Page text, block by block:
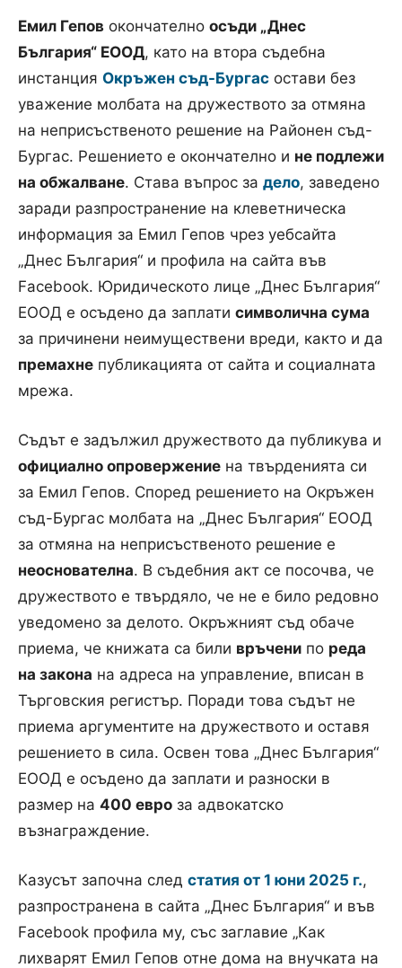
Емил Гепов окончателно осъди „Днес
България“ ЕООД, като на втора съдебна
инстанция Окръжен съд-Бургас остави без
уважение молбата на дружеството за отмяна
на неприсъственото решение на Районен съд-
Бургас. Решението е окончателно и не подлежи
на обжалване. Става въпрос за дело, заведено
заради разпространение на клеветническа
информация за Емил Гепов чрез уебсайта
„Днес България“ и профила на сайта във
Facebook. Юридическото лице „Днес България“
ЕООД е осъдено да заплати символична сума
за причинени неимуществени вреди, както и да
премахне публикацията от сайта и социалната
мрежа.
Съдът е задължил дружеството да публикува и
официално опровержение на твърденията си
за Емил Гепов. Според решението на Окръжен
съд-Бургас молбата на „Днес България“ ЕООД
за отмяна на неприсъственото решение е
неоснователна. В съдебния акт се посочва, че
дружеството е твърдяло, че не е било редовно
уведомено за делото. Окръжният съд обаче
приема, че книжата са били връчени по реда
на закона на адреса на управление, вписан в
Търговския регистър. Поради това съдът не
приема аргументите на дружеството и оставя
решението в сила. Освен това „Днес България“
ЕООД е осъдено да заплати и разноски в
размер на 400 евро за адвокатско
възнаграждение.
Казусът започна след статия от 1 юни 2025 г.,
разпространена в сайта „Днес България“ и във
Facebook профила му, със заглавие „Как
лихварят Емил Гепов отне дома на внучката на